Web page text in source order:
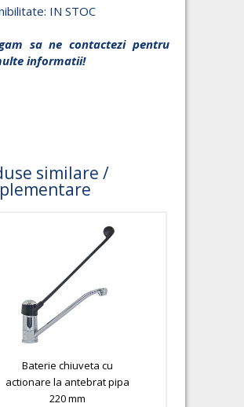
IN STOC
sa ne contactezi pentru
informatii!
similare /
Baterie chiuveta cu
actionare la antebrat pipa
220 mm